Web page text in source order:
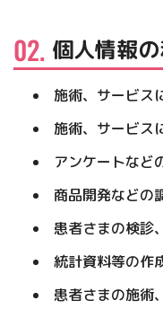
個人情報
施術、サービス
施術、サービス
アンケートなど
商品開発などの
患者さまの検診
統計資料等の作
患者さまの施術